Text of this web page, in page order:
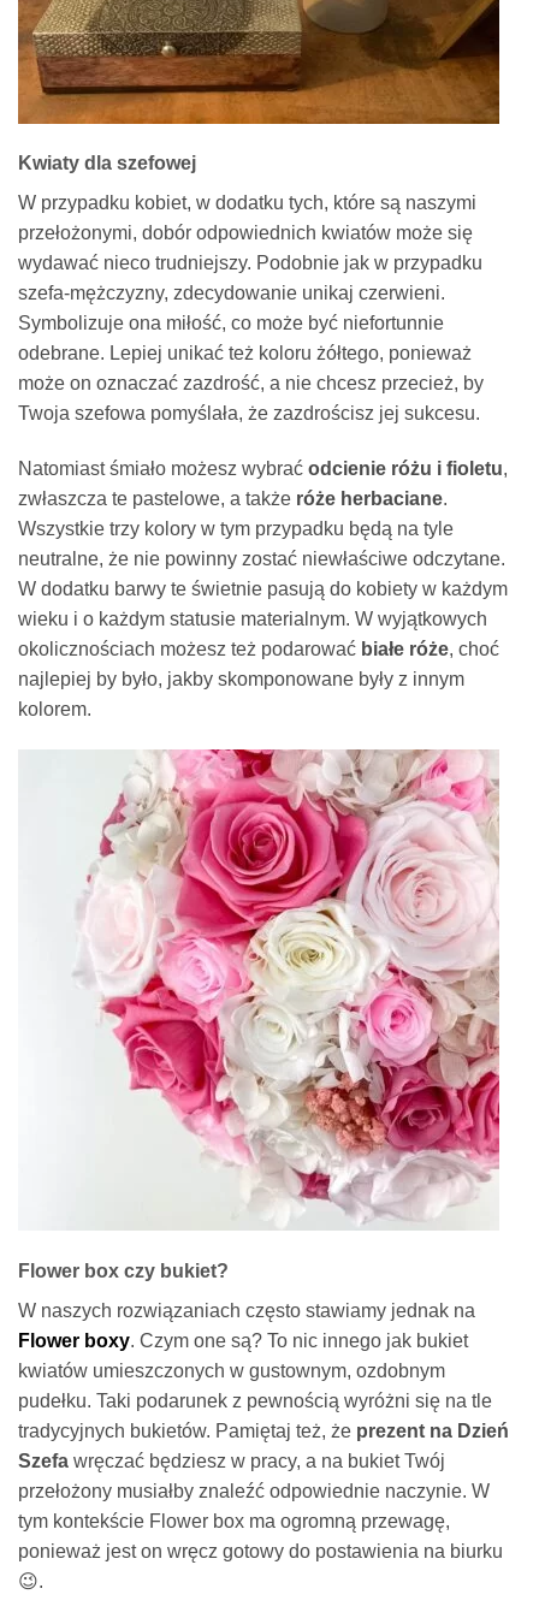
Kwiaty dla szefowej
W przypadku kobiet, w dodatku tych, które są naszymi
przełożonymi, dobór odpowiednich kwiatów może się
wydawać nieco trudniejszy. Podobnie jak w przypadku
szefa-mężczyzny, zdecydowanie unikaj czerwieni.
Symbolizuje ona miłość, co może być niefortunnie
odebrane. Lepiej unikać też koloru żółtego, ponieważ
może on oznaczać zazdrość, a nie chcesz przecież, by
Twoja szefowa pomyślała, że zazdrościsz jej sukcesu.
Natomiast śmiało możesz wybrać odcienie różu i fioletu,
zwłaszcza te pastelowe, a także róże herbaciane.
Wszystkie trzy kolory w tym przypadku będą na tyle
neutralne, że nie powinny zostać niewłaściwe odczytane.
W dodatku barwy te świetnie pasują do kobiety w każdym
wieku i o każdym statusie materialnym. W wyjątkowych
okolicznościach możesz też podarować białe róże, choć
najlepiej by było, jakby skomponowane były z innym
kolorem.
Flower box czy bukiet?
W naszych rozwiązaniach często stawiamy jednak na
Flower boxy. Czym one są? To nic innego jak bukiet
kwiatów umieszczonych w gustownym, ozdobnym
pudełku. Taki podarunek z pewnością wyróżni się na tle
tradycyjnych bukietów. Pamiętaj też, że prezent na Dzień
Szefa wręczać będziesz w pracy, a na bukiet Twój
przełożony musiałby znaleźć odpowiednie naczynie. W
tym kontekście Flower box ma ogromną przewagę,
ponieważ jest on wręcz gotowy do postawienia na biurku
😉.